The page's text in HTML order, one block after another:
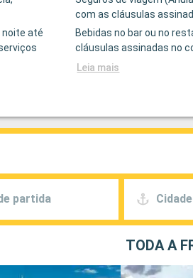
noite até
com as cláusulas
Bebidas no bar ou no
cláusulas assinadas no
Leia mais
partida
TODA A